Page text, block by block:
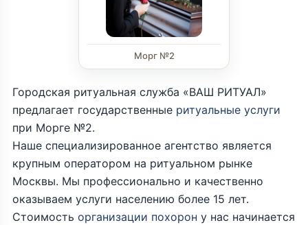
Морг №2
Городская ритуальная служба «ВАШ РИТУАЛ»
предлагает государственные ритуальные услуги
при Морге №2.
Наше специализированное агентство является
крупным оператором на ритуальном рынке
Москвы. Мы профессионально и качественно
оказываем услуги населению более 15 лет.
Стоимость организации похорон у нас начинается